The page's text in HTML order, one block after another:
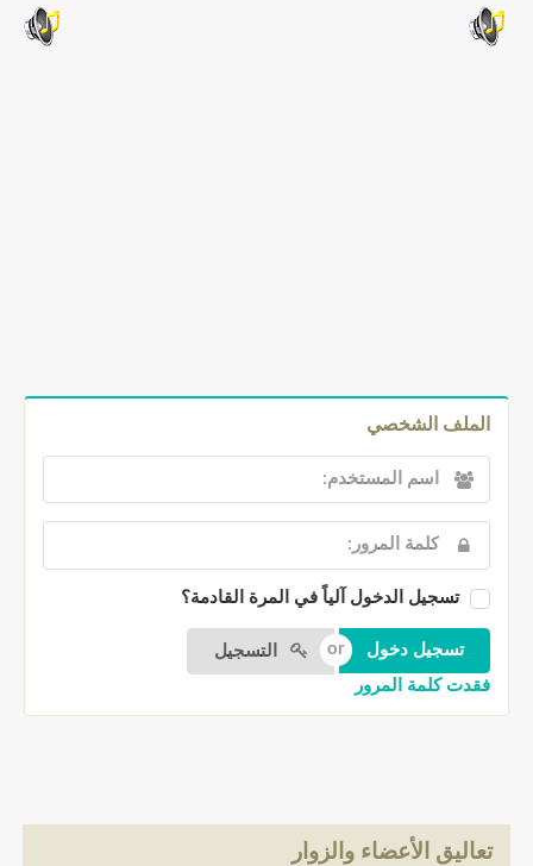
الملف الشخصي
تسجيل الدخول آلياً في المرة القادمة؟
التسجيل
فقدت كلمة المرور
تعاليق الأعضاء والزوار